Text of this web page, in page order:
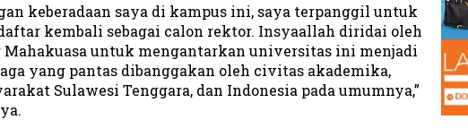
a
n
B
r
d
keberadaan saya di kampus ini, saya terpanggil untuk
kembali sebagai calon rektor. Insyaallah diridai oleh
Mahakuasa untuk mengantarkan universitas ini menjadi
yang pantas dibanggakan oleh civitas akademika,
Sulawesi Tenggara, dan Indonesia pada umumnya,”